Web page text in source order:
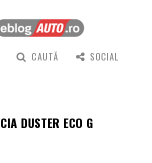
CAUTĂ SOCIAL
DUSTER ECO G